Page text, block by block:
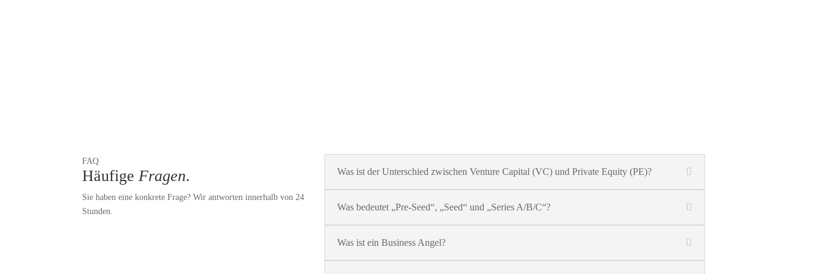
FAQ
Häufige Fragen.
Sie haben eine konkrete Frage? Wir antworten innerhalb von 24
Stunden.
Was ist der Unterschied zwischen Venture Capital (VC) und Private Equity (PE)?
Was bedeutet „Pre-Seed“, „Seed“ und „Series A/B/C“?
Was ist ein Business Angel?